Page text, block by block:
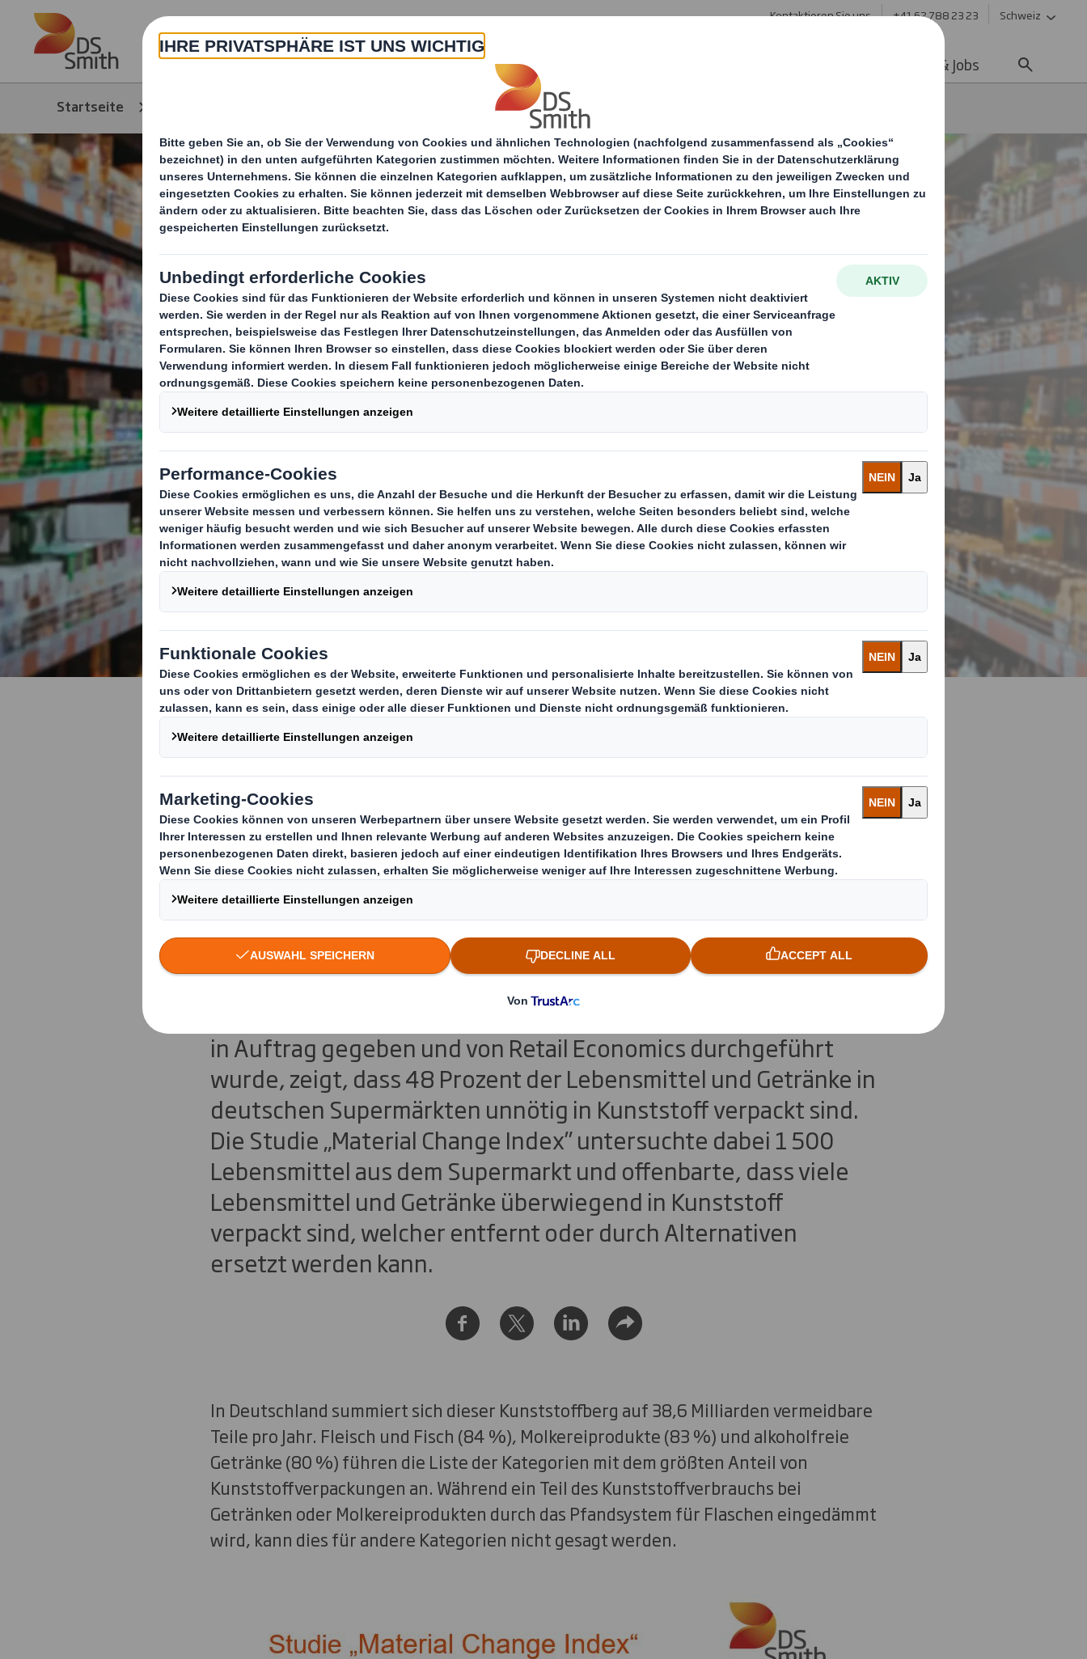
Skip to main content Kontaktieren Sie uns +41 62 788 23 23 Schweiz
Über Uns Produkte & Service Karriere & Jobs
Startseite Studie „Material Change Index"
Fast die Hälfte der Produkte in
deutschen Supermärkten enthält
unnötigen Kunststoff
Eine neue Studie, die von DS Smith, einem weltweit führenden
Hersteller nachhaltiger, faserbasierter Verpackungslösungen,
in Auftrag gegeben und von Retail Economics durchgeführt
wurde, zeigt, dass 48 Prozent der Lebensmittel und Getränke in
deutschen Supermärkten unnötig in Kunststoff verpackt sind.
Die Studie „Material Change Index” untersuchte dabei 1 500
Lebensmittel aus dem Supermarkt und offenbarte, dass viele
Lebensmittel und Getränke überwiegend in Kunststoff
verpackt sind, welcher entfernt oder durch Alternativen
ersetzt werden kann.
In Deutschland summiert sich dieser Kunststoffberg auf 38,6 Milliarden vermeidbare
Teile pro Jahr. Fleisch und Fisch (84 %), Molkereiprodukte (83 %) und alkoholfreie
Getränke (80 %) führen die Liste der Kategorien mit dem größten Anteil von
Kunststoffverpackungen an. Während ein Teil des Kunststoffverbrauchs bei
Getränken oder Molkereiprodukten durch das Pfandsystem für Flaschen eingedämmt
wird, kann dies für andere Kategorien nicht gesagt werden.